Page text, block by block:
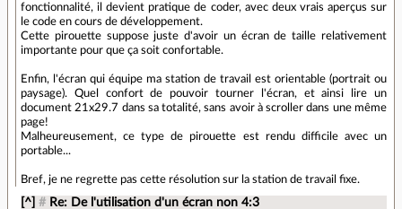
fonctionnalité, il devient pratique de coder, avec deux vrais aperçus sur
le code en cours de développement.
Cette pirouette suppose juste d'avoir un écran de taille relativement
importante pour que ça soit confortable.
Enfin, l'écran qui équipe ma station de travail est orientable (portrait ou
paysage). Quel confort de pouvoir tourner l'écran, et ainsi lire un
document 21x29.7 dans sa totalité, sans avoir à scroller dans une même
page!
Malheureusement, ce type de pirouette est rendu difficile avec un
portable...
Bref, je ne regrette pas cette résolution sur la station de travail fixe.
[^] # Re: De l'utilisation d'un écran non 4:3